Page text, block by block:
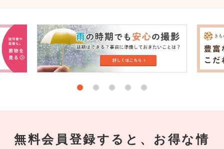
無料会員登録すると、お得な情